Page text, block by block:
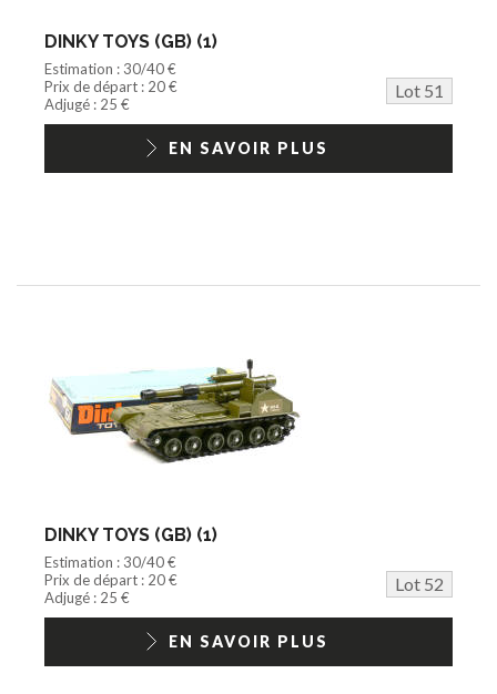
DINKY TOYS (GB) (1)
Estimation : 30/40 €
Prix de départ : 20 €
Lot 51
Adjugé : 25 €
EN SAVOIR PLUS
DINKY TOYS (GB) (1)
Estimation : 30/40 €
Prix de départ : 20 €
Lot 52
Adjugé : 25 €
EN SAVOIR PLUS